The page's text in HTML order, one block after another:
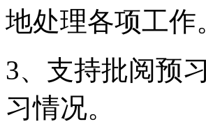
地处理各项工作
3、支持批阅预
习情况。